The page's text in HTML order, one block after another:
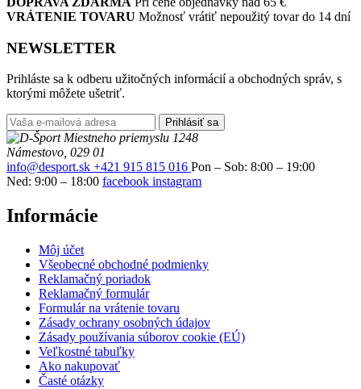
VRÁTENIE TOVARU Možnosť vrátiť nepoužitý tovar do 14 dní
NEWSLETTER
Prihláste sa k odberu užitočných informácií a obchodných správ, s
ktorými môžete ušetriť.
Prihlásiť sa
Miestneho priemyslu 1248
Námestovo, 029 01
info@desport.sk +421 915 815 016 Pon – Sob: 8:00 – 19:00
Ned: 9:00 – 18:00 facebook instagram
Informácie
Môj účet
Všeobecné obchodné podmienky
Reklamačný poriadok
Reklamačný formulár
Formulár na vrátenie tovaru
Zásady ochrany osobných údajov
Zásady používania súborov cookie (EÚ)
Veľkostné tabuľky
Ako nakupovať
Časté otázky